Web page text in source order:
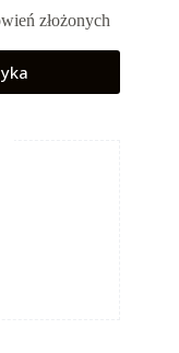
złożonych